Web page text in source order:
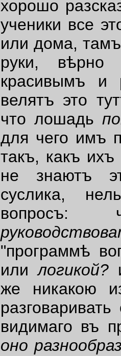
хорошо
ученики все
или дома,
руки, вѣрно
красивымъ и
велятъ это
что лошадь
для чего имъ
такъ, какъ
не знаютъ
суслика,
"программѣ
илилогикой?
же никакою
видимаго въ
оно